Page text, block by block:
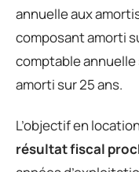
annuelle aux
composant amorti
comptable
amorti sur 25 ans.
L’objectif en
résultat fiscal